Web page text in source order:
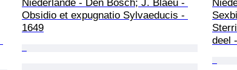
Niederlande - Den Bosch; J. Blaeu -
Obsidio et expugnatio Sylvaeducis -
1649
deel